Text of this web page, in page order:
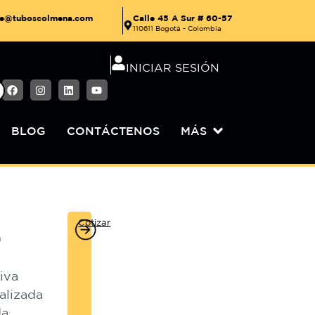
Calle 45 A Sur # 60-57
110611 Bogotá - Colombia
INICIAR SESIÓN
BLOG CONTÁCTENOS MÁS
Cotizar